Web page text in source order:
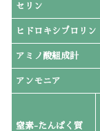
セリン
ヒドロキシプロリン
アミノ酸組成計
アンモニア
窒素-たんぱく質